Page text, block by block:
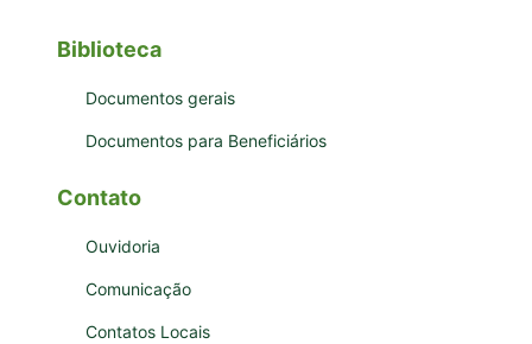
Biblioteca
Documentos gerais
Documentos para Beneficiários
Contato
Ouvidoria
Comunicação
Contatos Locais